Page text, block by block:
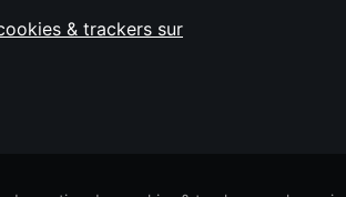
& trackers sur